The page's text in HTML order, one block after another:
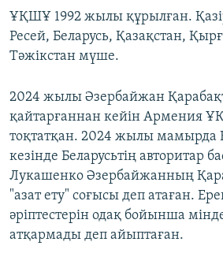
ҰҚШҰ 1992 жылы құрылған.
Ресей, Беларусь, Қазақстан,
Тәжікстан мүше.
2024 жылы Әзербайжан
қайтарғаннан кейін Армения
тоқтатқан. 2024 жылы мамырда
кезінде Беларусьтің авторитар
Лукашенко Әзербайжанның
"азат ету" соғысы деп атаған.
әріптестерін одақ бойынша
атқармады деп айыптаған.